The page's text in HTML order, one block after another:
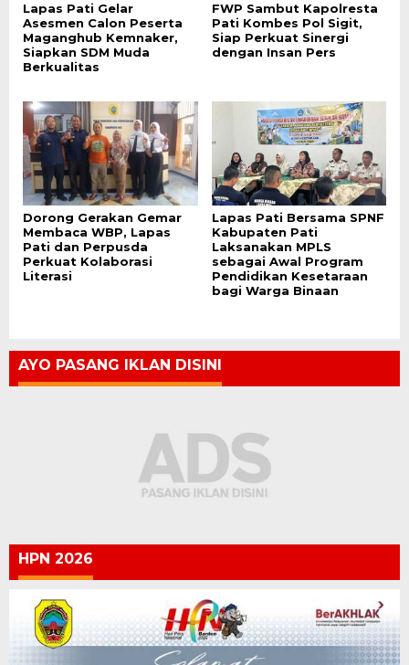
Lapas Pati Gelar
Asesmen Calon Peserta
Maganghub Kemnaker,
Siapkan SDM Muda
Berkualitas
FWP Sambut Kapolresta
Pati Kombes Pol Sigit,
Siap Perkuat Sinergi
dengan Insan Pers
Dorong Gerakan Gemar
Membaca WBP, Lapas
Pati dan Perpusda
Perkuat Kolaborasi
Literasi
Lapas Pati Bersama SPNF
Kabupaten Pati
Laksanakan MPLS
sebagai Awal Program
Pendidikan Kesetaraan
bagi Warga Binaan
AYO PASANG IKLAN DISINI
HPN 2026